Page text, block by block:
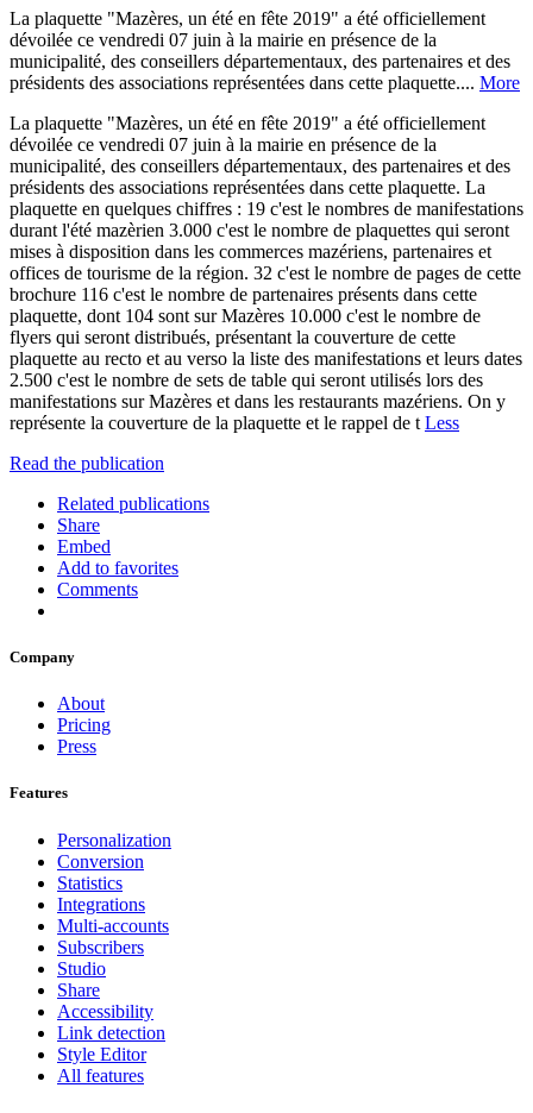
La plaquette "Mazères, un été en fête 2019" a été officiellement
dévoilée ce vendredi 07 juin à la mairie en présence de la
municipalité, des conseillers départementaux, des partenaires et des
présidents des associations représentées dans cette plaquette.... More
La plaquette "Mazères, un été en fête 2019" a été officiellement
dévoilée ce vendredi 07 juin à la mairie en présence de la
municipalité, des conseillers départementaux, des partenaires et des
présidents des associations représentées dans cette plaquette. La
plaquette en quelques chiffres : 19 c'est le nombres de manifestations
durant l'été mazèrien 3.000 c'est le nombre de plaquettes qui seront
mises à disposition dans les commerces mazériens, partenaires et
offices de tourisme de la région. 32 c'est le nombre de pages de cette
brochure 116 c'est le nombre de partenaires présents dans cette
plaquette, dont 104 sont sur Mazères 10.000 c'est le nombre de
flyers qui seront distribués, présentant la couverture de cette
plaquette au recto et au verso la liste des manifestations et leurs dates
2.500 c'est le nombre de sets de table qui seront utilisés lors des
manifestations sur Mazères et dans les restaurants mazériens. On y
représente la couverture de la plaquette et le rappel de t Less
Read the publication
Related publications
Share
Embed
Add to favorites
Comments
Company
About
Pricing
Press
Features
Personalization
Conversion
Statistics
Integrations
Multi-accounts
Subscribers
Studio
Share
Accessibility
Link detection
Style Editor
All features